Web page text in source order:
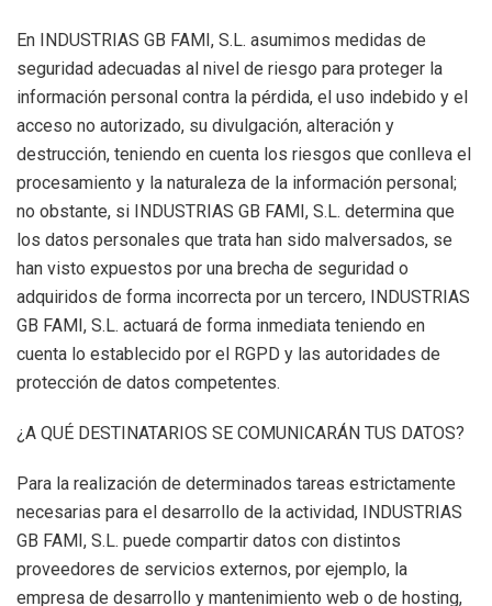
En INDUSTRIAS GB FAMI, S.L. asumimos medidas de
seguridad adecuadas al nivel de riesgo para proteger la
información personal contra la pérdida, el uso indebido y el
acceso no autorizado, su divulgación, alteración y
destrucción, teniendo en cuenta los riesgos que conlleva el
procesamiento y la naturaleza de la información personal;
no obstante, si INDUSTRIAS GB FAMI, S.L. determina que
los datos personales que trata han sido malversados, se
han visto expuestos por una brecha de seguridad o
adquiridos de forma incorrecta por un tercero, INDUSTRIAS
GB FAMI, S.L. actuará de forma inmediata teniendo en
cuenta lo establecido por el RGPD y las autoridades de
protección de datos competentes.
¿A QUÉ DESTINATARIOS SE COMUNICARÁN TUS DATOS?
Para la realización de determinados tareas estrictamente
necesarias para el desarrollo de la actividad, INDUSTRIAS
GB FAMI, S.L. puede compartir datos con distintos
proveedores de servicios externos, por ejemplo, la
empresa de desarrollo y mantenimiento web o de hosting,